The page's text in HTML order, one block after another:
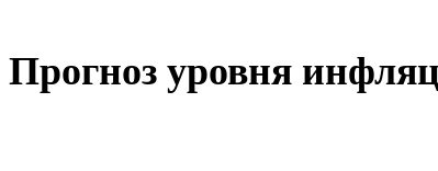
Прогноз уровня